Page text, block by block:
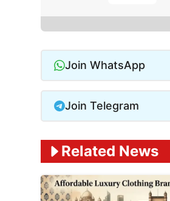
Join WhatsApp
Join Telegram
Related News